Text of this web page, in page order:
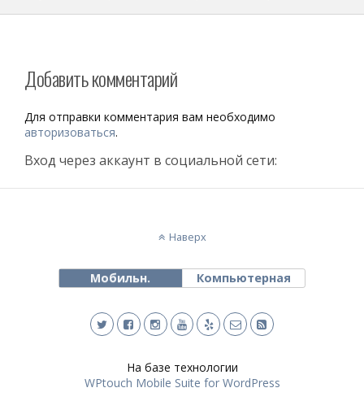
Добавить комментарий
Для отправки комментария вам необходимо
авторизоваться.
Вход через аккаунт в социальной сети:
Наверх
Мобильн. Компьютерная
На базе технологии
WPtouch Mobile Suite for WordPress